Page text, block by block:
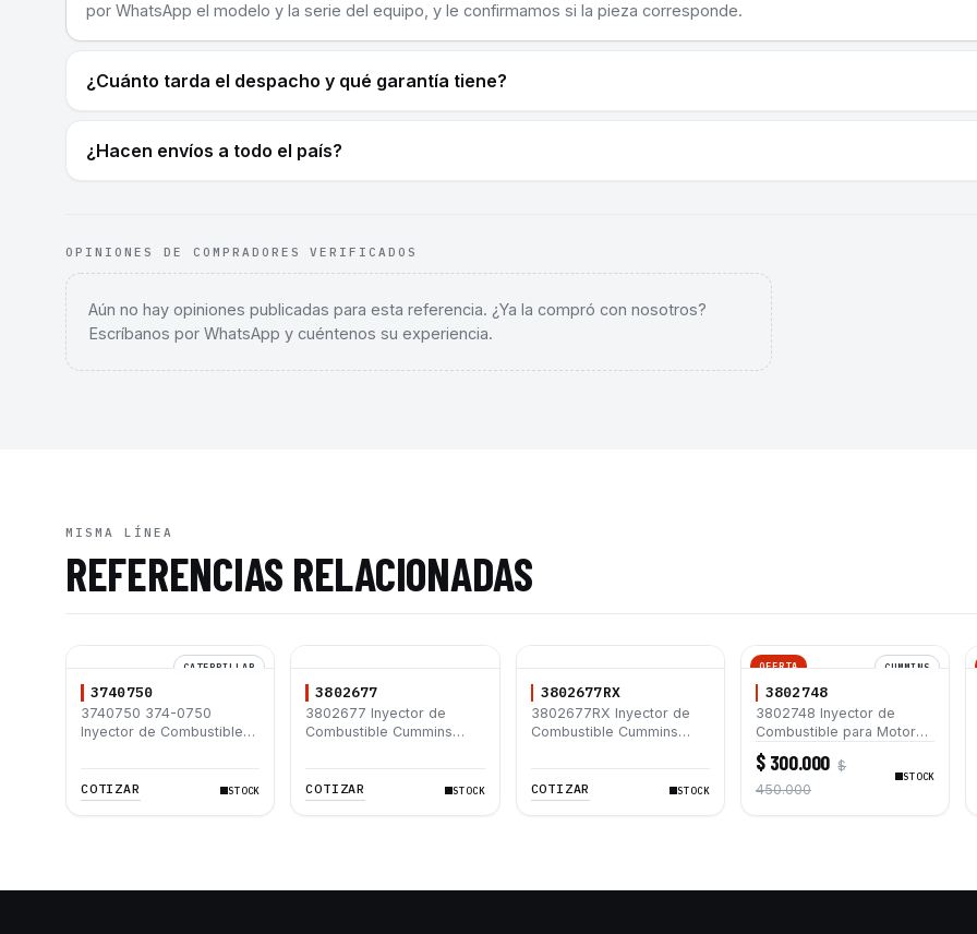
por WhatsApp el modelo y la serie del equipo, y le confirmamos si la pieza corresponde.
¿Cuánto tarda el despacho y qué garantía tiene?
¿Hacen envíos a todo el país?
OPINIONES DE COMPRADORES VERIFICADOS
Aún no hay opiniones publicadas para esta referencia. ¿Ya la compró con nosotros?
Escríbanos por WhatsApp y cuéntenos su experiencia.
MISMA LÍNEA
REFERENCIAS RELACIONADAS
CATERPILLAR
3740750
3740750 374-0750
Inyector de Combustible
993K
COTIZAR STOCK
3802677
3802677 Inyector de
Combustible Cummins
COTIZAR STOCK
3802677RX
3802677RX Inyector de
Combustible Cummins
COTIZAR STOCK
OFERTA CUMMINS
3802748
3802748 Inyector de
Combustible para Motor
Cummins 4B 4BT 4BTA 3.9
L 6B 6BT 6BTA 5.9 L
$ 300.000 $
450.000
STOCK